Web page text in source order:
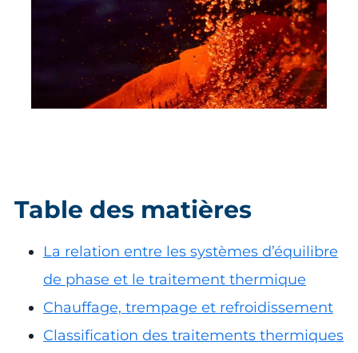
Table des matières
La relation entre les systèmes d’équilibre
de phase et le traitement thermique
Chauffage, trempage et refroidissement
Classification des traitements thermiques